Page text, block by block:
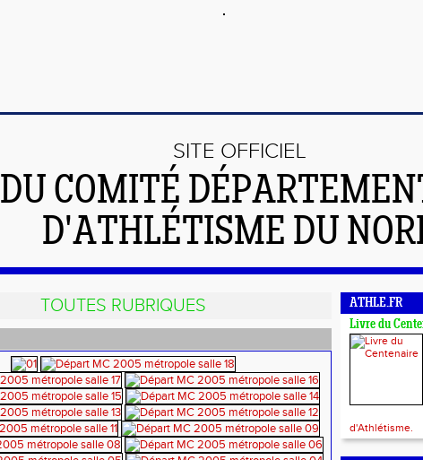
SITE OFFICIEL
DU COMITÉ
D'ATHLÉTISME DU
TOUTES RUBRIQUES
ATHLE.FR
Livre du
d'Athlétisme.